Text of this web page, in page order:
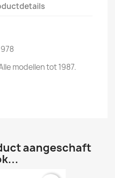
modellen tot 1987.
aangeschaft